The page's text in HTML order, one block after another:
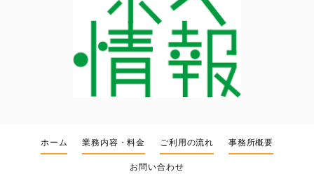
ホーム 業務内容・料金 ご利用の流れ 事務所概要
お問い合わせ